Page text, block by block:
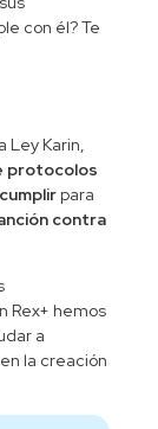
con él? Te
Karin,
protocolos
para
contra
Rex+ hemos
a
la creación